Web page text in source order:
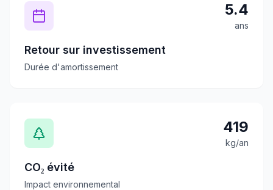
5.4
ans
Retour sur investissement
Durée d'amortissement
419
kg/an
CO₂ évité
Impact environnemental